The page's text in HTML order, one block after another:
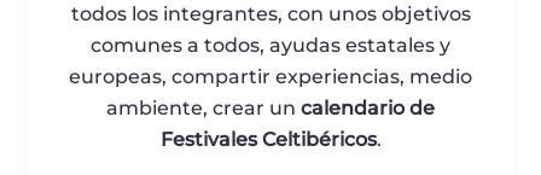
todos los integrantes, con unos objetivos
comunes a todos, ayudas estatales y
europeas, compartir experiencias, medio
ambiente, crear un calendario de
Festivales Celtibéricos.